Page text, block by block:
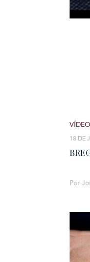
18 DE
Por